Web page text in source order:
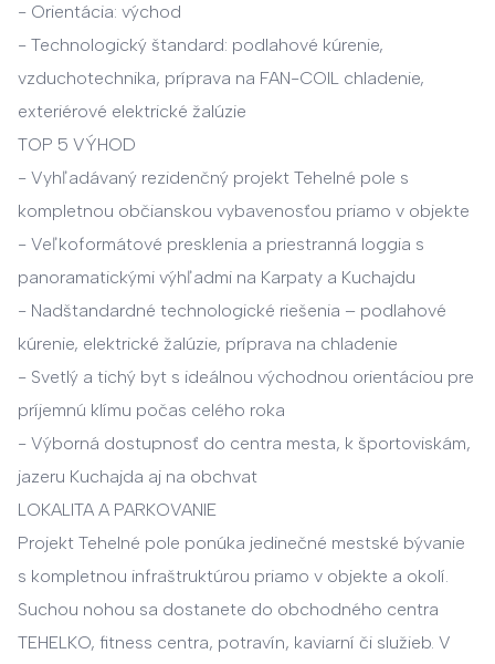
- Orientácia: východ
- Technologický štandard: podlahové kúrenie,
vzduchotechnika, príprava na FAN-COIL chladenie,
exteriérové elektrické žalúzie
TOP 5 VÝHOD
- Vyhľadávaný rezidenčný projekt Tehelné pole s
kompletnou občianskou vybavenosťou priamo v objekte
- Veľkoformátové presklenia a priestranná loggia s
panoramatickými výhľadmi na Karpaty a Kuchajdu
- Nadštandardné technologické riešenia – podlahové
kúrenie, elektrické žalúzie, príprava na chladenie
- Svetlý a tichý byt s ideálnou východnou orientáciou pre
príjemnú klímu počas celého roka
- Výborná dostupnosť do centra mesta, k športoviskám,
jazeru Kuchajda aj na obchvat
LOKALITA A PARKOVANIE
Projekt Tehelné pole ponúka jedinečné mestské bývanie
s kompletnou infraštruktúrou priamo v objekte a okolí.
Suchou nohou sa dostanete do obchodného centra
TEHELKO, fitness centra, potravín, kaviarní či služieb. V